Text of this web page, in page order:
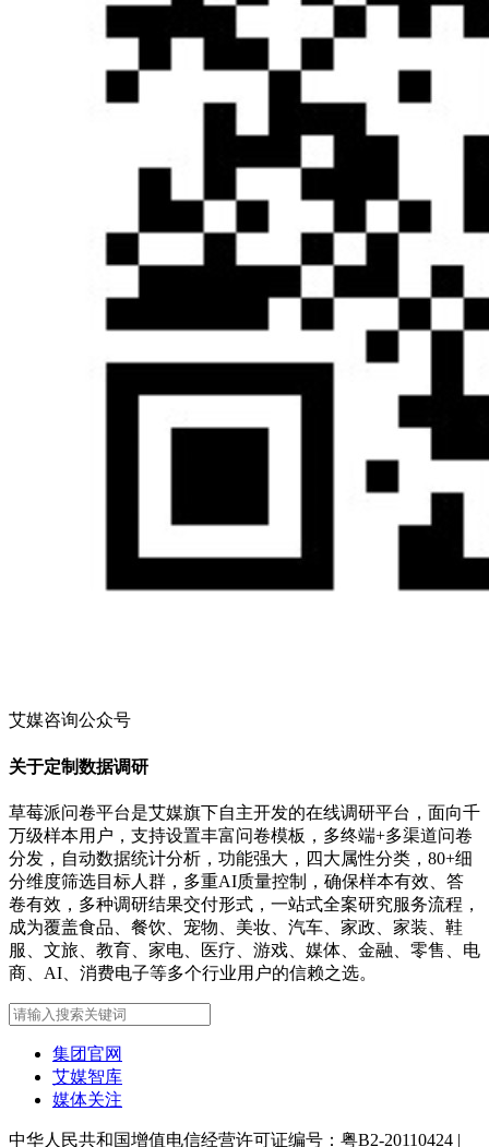
艾媒咨询公众号
关于定制数据调研
草莓派问卷平台是艾媒旗下自主开发的在线调研平台，面向千
万级样本用户，支持设置丰富问卷模板，多终端+多渠道问卷
分发，自动数据统计分析，功能强大，四大属性分类，80+细
分维度筛选目标人群，多重AI质量控制，确保样本有效、答
卷有效，多种调研结果交付形式，一站式全案研究服务流程，
成为覆盖食品、餐饮、宠物、美妆、汽车、家政、家装、鞋
服、文旅、教育、家电、医疗、游戏、媒体、金融、零售、电
商、AI、消费电子等多个行业用户的信赖之选。
集团官网
艾媒智库
媒体关注
中华人民共和国增值电信经营许可证编号：粤B2-20110424 |